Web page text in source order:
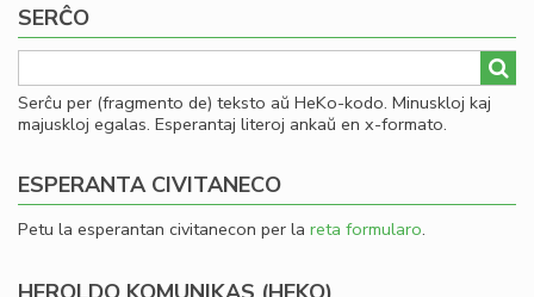
SERĈO
Serĉu per (fragmento de) teksto aŭ HeKo-kodo. Minuskloj kaj
majuskloj egalas. Esperantaj literoj ankaŭ en x-formato.
ESPERANTA CIVITANECO
Petu la esperantan civitanecon per la reta formularo.